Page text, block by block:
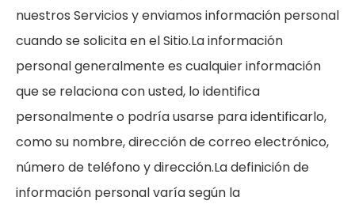
nuestros Servicios y enviamos información personal
cuando se solicita en el Sitio.La información
personal generalmente es cualquier información
que se relaciona con usted, lo identifica
personalmente o podría usarse para identificarlo,
como su nombre, dirección de correo electrónico,
número de teléfono y dirección.La definición de
información personal varía según la